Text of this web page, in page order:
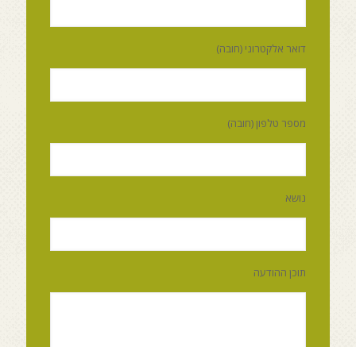
דואר אלקטרוני (חובה)
מספר טלפון (חובה)
נושא
תוכן ההודעה